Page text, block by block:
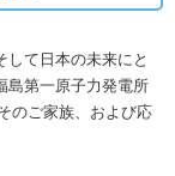
して日本の未来にと
島第一原子力発電所
のご家族、および応